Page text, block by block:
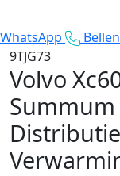
WhatsApp
Bellen
9TJG73
Volvo